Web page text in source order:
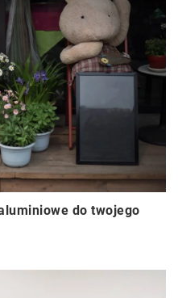
do twojego